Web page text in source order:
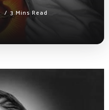
3 Mins Read